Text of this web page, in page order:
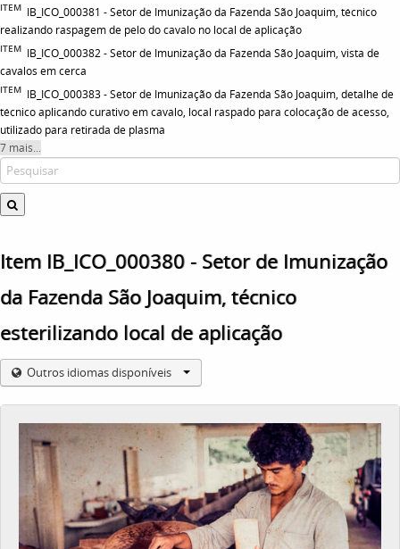
ITEM IB_ICO_000381 - Setor de Imunização da Fazenda São Joaquim, técnico
realizando raspagem de pelo do cavalo no local de aplicação
ITEM IB_ICO_000382 - Setor de Imunização da Fazenda São Joaquim, vista de
cavalos em cerca
ITEM IB_ICO_000383 - Setor de Imunização da Fazenda São Joaquim, detalhe de
técnico aplicando curativo em cavalo, local raspado para colocação de acesso,
utilizado para retirada de plasma
7 mais...
Item IB_ICO_000380 - Setor de Imunização
da Fazenda São Joaquim, técnico
esterilizando local de aplicação
Outros idiomas disponíveis